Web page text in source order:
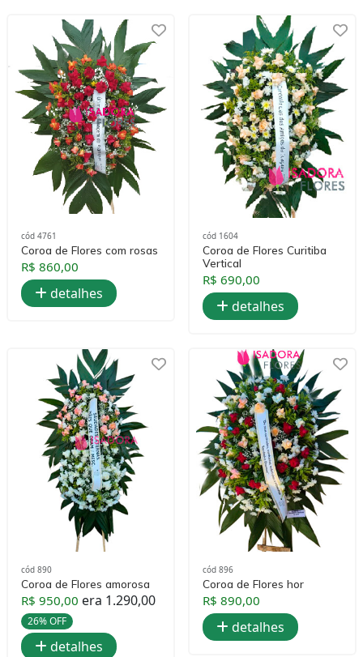
cód 4761
Coroa de Flores com rosas
R$ 860,00
detalhes
cód 1604
Coroa de Flores Curitiba
Vertical
R$ 690,00
detalhes
cód 890
Coroa de Flores amorosa
R$ 950,00 era 1.290,00
26% OFF
detalhes
cód 896
Coroa de Flores hor
R$ 890,00
detalhes